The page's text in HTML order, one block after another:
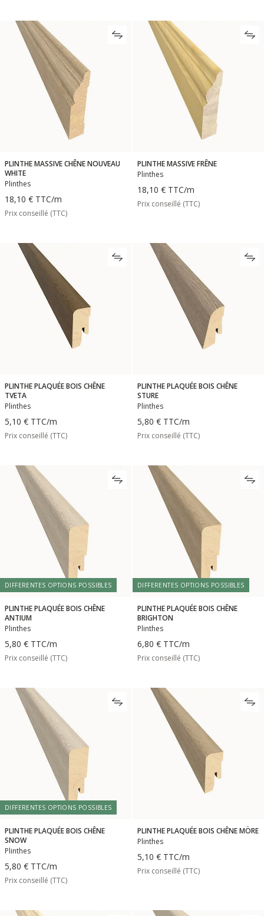
PLINTHE MASSIVE CHÊNE NOUVEAU
WHITE
Plinthes
18,10 € TTC/m
Prix conseillé (TTC)
PLINTHE MASSIVE FRÊNE
Plinthes
18,10 € TTC/m
Prix conseillé (TTC)
PLINTHE PLAQUÉE BOIS CHÊNE
TVETA
Plinthes
5,10 € TTC/m
Prix conseillé (TTC)
PLINTHE PLAQUÉE BOIS CHÊNE
STURE
Plinthes
5,80 € TTC/m
Prix conseillé (TTC)
DIFFERENTES OPTIONS POSSIBLES
PLINTHE PLAQUÉE BOIS CHÊNE
ANTIUM
Plinthes
5,80 € TTC/m
Prix conseillé (TTC)
DIFFERENTES OPTIONS POSSIBLES
PLINTHE PLAQUÉE BOIS CHÊNE
BRIGHTON
Plinthes
6,80 € TTC/m
Prix conseillé (TTC)
DIFFERENTES OPTIONS POSSIBLES
PLINTHE PLAQUÉE BOIS CHÊNE
SNOW
Plinthes
5,80 € TTC/m
Prix conseillé (TTC)
PLINTHE PLAQUÉE BOIS CHÊNE MÖRE
Plinthes
5,10 € TTC/m
Prix conseillé (TTC)